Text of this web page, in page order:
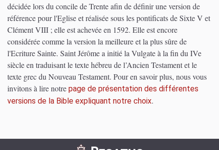
décidée lors du concile de Trente afin de définir une version de
référence pour l'Eglise et réalisée sous les pontificats de Sixte V et
Clément VIII ; elle est achevée en 1592. Elle est encore
considérée comme la version la meilleure et la plus sûre de
l'Ecriture Sainte. Saint Jérôme a initié la Vulgate à la fin du IVe
siècle en traduisant le texte hébreu de l’Ancien Testament et le
texte grec du Nouveau Testament. Pour en savoir plus, nous vous
invitons à lire notre page de présentation des différentes
versions de la Bible expliquant notre choix.